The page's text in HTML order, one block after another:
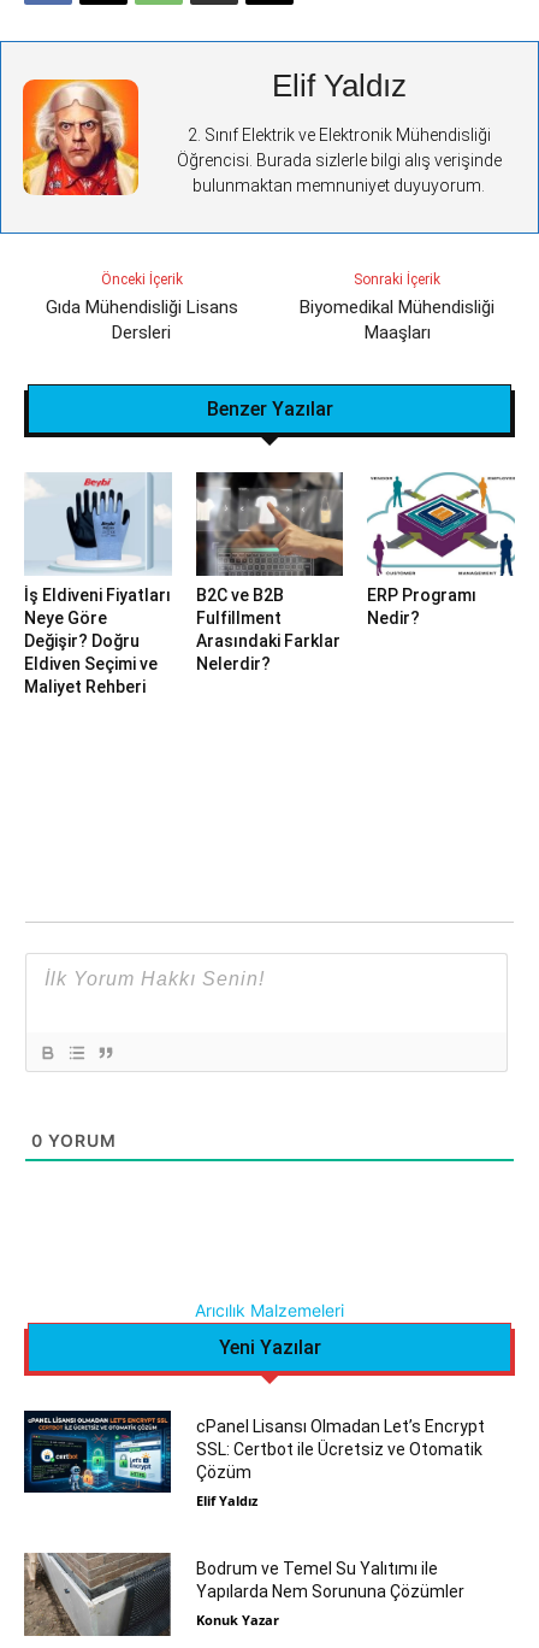
Elif Yaldız
2. Sınıf Elektrik ve Elektronik Mühendisliği
Öğrencisi. Burada sizlerle bilgi alış verişinde
bulunmaktan memnuniyet duyuyorum.
Önceki İçerik
Gıda Mühendisliği Lisans
Dersleri
Sonraki İçerik
Biyomedikal Mühendisliği‎
Maaşları
Benzer Yazılar
İş Eldiveni Fiyatları
Neye Göre
Değişir? Doğru
Eldiven Seçimi ve
Maliyet Rehberi
B2C ve B2B
Fulfillment
Arasındaki Farklar
Nelerdir?
ERP Programı
Nedir?
0 YORUM
Arıcılık Malzemeleri
Yeni Yazılar
cPanel Lisansı Olmadan Let’s Encrypt
SSL: Certbot ile Ücretsiz ve Otomatik
Çözüm
Elif Yaldız
Bodrum ve Temel Su Yalıtımı ile
Yapılarda Nem Sorununa Çözümler
Konuk Yazar